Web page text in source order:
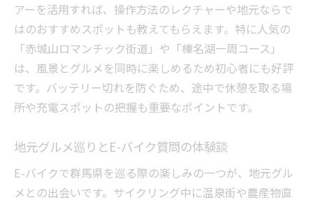
アーを活用すれば、操作方法のレクチャーや地元ならで
はのおすすめスポットも教えてもらえます。特に人気の
「赤城山ロマンチック街道」や「榛名湖一周コース」
は、風景とグルメを同時に楽しめるため初心者にも好評
です。バッテリー切れを防ぐため、途中で休憩を取る場
所や充電スポットの把握も重要なポイントです。
地元グルメ巡りとE-バイク質問の体験談
E-バイクで群馬県を巡る際の楽しみの一つが、地元グル
メとの出会いです。サイクリング中に温泉街や農産物直